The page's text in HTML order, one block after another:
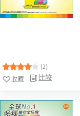
(2)
比较
收藏